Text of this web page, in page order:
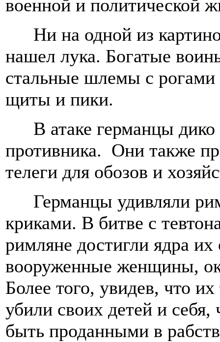
военной и политической
Ни на одной из
нашел лука. Богатые
стальные шлемы с
щиты и пики.
В атаке германцы
противника. Они также
телеги для обозов и
Германцы удивляли
криками. В битве с
римляне достигли ядра
вооруженные женщины,
Более того, увидев, что
убили своих детей и
быть проданными в